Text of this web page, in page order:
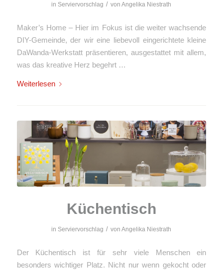
in Serviervorschlag / vonAngelika Niestrath
Maker’s Home – Hier im Fokus ist die weiter wachsende
DIY-Gemeinde, der wir eine liebevoll eingerichtete kleine
DaWanda-Werkstatt präsentieren, ausgestattet mit allem,
was das kreative Herz begehrt …
Weiterlesen
Küchentisch
in Serviervorschlag / vonAngelika Niestrath
Der Küchentisch ist für sehr viele Menschen ein
besonders wichtiger Platz. Nicht nur wenn gekocht oder